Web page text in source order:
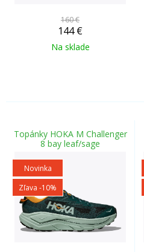
160 €
144 €
Na sklade
Topánky HOKA M Challenger
8 bay leaf/sage
Novinka
Zľava -10%